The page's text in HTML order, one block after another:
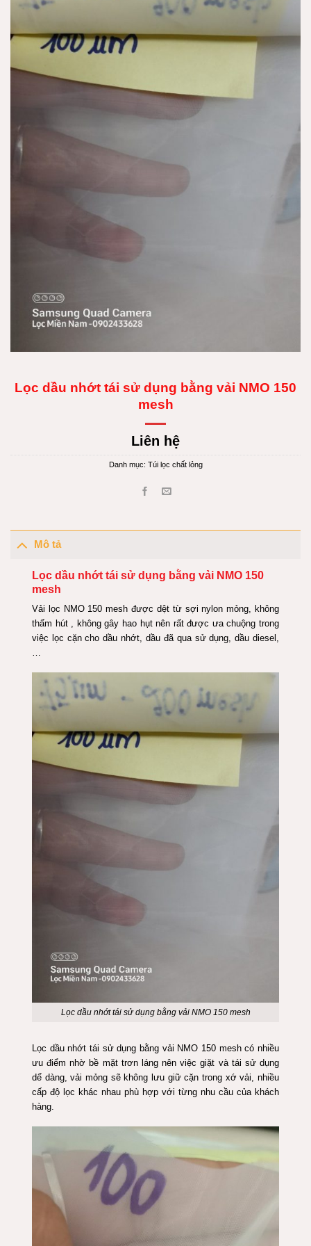
Lọc dầu nhớt tái sử dụng bằng vải NMO 150
mesh
Liên hệ
Danh mục: Túi lọc chất lỏng
Mô tả
Lọc dầu nhớt tái sử dụng bằng vải NMO 150
mesh
Vải lọc NMO 150 mesh được dệt từ sợi nylon mỏng, không
thấm hút , không gây hao hụt nên rất được ưa chuộng trong
việc lọc cặn cho dầu nhớt, dầu đã qua sử dụng, dầu diesel,
…
Lọc dầu nhớt tái sử dụng bằng vải NMO 150 mesh
Lọc dầu nhớt tái sử dụng bằng vải NMO 150 mesh có nhiều
ưu điểm nhờ bề mặt trơn láng nên việc giặt và tái sử dụng
dể dàng, vải mỏng sẽ không lưu giữ cặn trong xớ vải, nhiều
cấp độ lọc khác nhau phù hợp với từng nhu cầu của khách
hàng.